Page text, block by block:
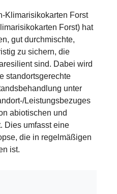
Klimarisikokarten Forst
Forst) hat
gut durchmischte,
zu sichern, die
sind. Dabei wird
standortsgerechte
unter
Leistungsbezuges
abiotischen und
Dies umfasst eine
die in regelmäßigen
ist.